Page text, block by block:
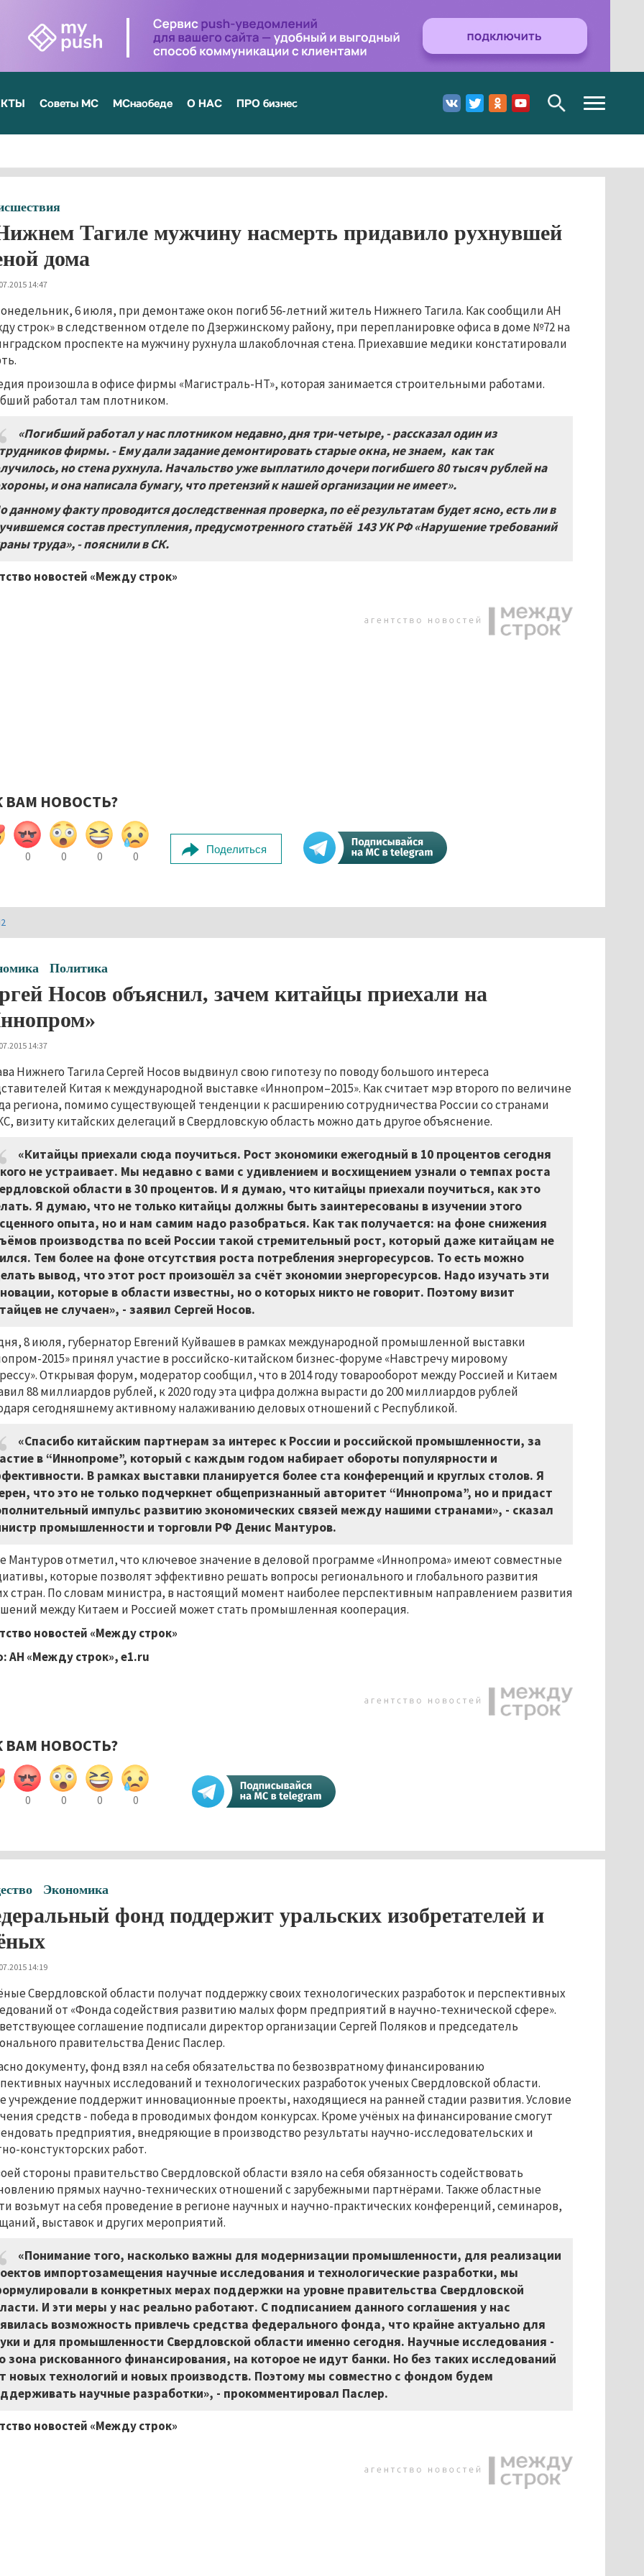
Советы МС МСнаобеде О НАС ПРО бизнес
Toggle
navigation
Тагиле мужчину насмерть придавило рухнувшей
дома
14:47
6 июля, при демонтаже окон погиб 56-летний житель Нижнего Тагила. Как сообщили АН
строк» в следственном отделе по Дзержинскому району, при перепланировке офиса в доме №72 на
проспекте на мужчину рухнула шлакоблочная стена. Приехавшие медики констатировали
произошла в офисе фирмы «Магистраль-НТ», которая занимается строительными работами.
работал там плотником.
«Погибший работал у нас плотником недавно, дня три-четыре, - рассказал один из
фирмы. - Ему дали задание демонтировать старые окна, не знаем, как так
но стена рухнула. Начальство уже выплатило дочери погибшего 80 тысяч рублей на
и она написала бумагу, что претензий к нашей организации не имеет».
данному факту проводится доследственная проверка, по её результатам будет ясно, есть ли в
состав преступления, предусмотренного статьёй 143 УК РФ «Нарушение требований
труда», - пояснили в СК.
новостей «Между строк»
ВАМ НОВОСТЬ?
0 0 0 0
Поделиться
Политика
Носов объяснил, зачем китайцы приехали на
14:37
Нижнего Тагила Сергей Носов выдвинул свою гипотезу по поводу большого интереса
Китая к международной выставке «Иннопром–2015». Как считает мэр второго по величине
региона, помимо существующей тенденции к расширению сотрудничества России со странами
визиту китайских делегаций в Свердловскую область можно дать другое объяснение.
«Китайцы приехали сюда поучиться. Рост экономики ежегодный в 10 процентов сегодня
не устраивает. Мы недавно с вами с удивлением и восхищением узнали о темпах роста
области в 30 процентов. И я думаю, что китайцы приехали поучиться, как это
Я думаю, что не только китайцы должны быть заинтересованы в изучении этого
опыта, но и нам самим надо разобраться. Как так получается: на фоне снижения
производства по всей России такой стремительный рост, который даже китайцам не
Тем более на фоне отсутствия роста потребления энергоресурсов. То есть можно
вывод, что этот рост произошёл за счёт экономии энергоресурсов. Надо изучать эти
которые в области известны, но о которых никто не говорит. Поэтому визит
не случаен», - заявил Сергей Носов.
8 июля, губернатор Евгений Куйвашев в рамках международной промышленной выставки
2015» принял участие в российско-китайском бизнес-форуме «Навстречу мировому
Открывая форум, модератор сообщил, что в 2014 году товарооборот между Россией и Китаем
88 миллиардов рублей, к 2020 году эта цифра должна вырасти до 200 миллиардов рублей
сегодняшнему активному налаживанию деловых отношений с Республикой.
«Спасибо китайским партнерам за интерес к России и российской промышленности, за
в “Иннопроме”, который с каждым годом набирает обороты популярности и
В рамках выставки планируется более ста конференций и круглых столов. Я
что это не только подчеркнет общепризнанный авторитет “Иннопрома”, но и придаст
импульс развитию экономических связей между нашими странами», - сказал
промышленности и торговли РФ Денис Мантуров.
Мантуров отметил, что ключевое значение в деловой программе «Иннопрома» имеют совместные
которые позволят эффективно решать вопросы регионального и глобального развития
стран. По словам министра, в настоящий момент наиболее перспективным направлением развития
между Китаем и Россией может стать промышленная кооперация.
новостей «Между строк»
АН «Между строк», e1.ru
ВАМ НОВОСТЬ?
0 0 0 0
Экономика
фонд поддержит уральских изобретателей и
14:19
Свердловской области получат поддержку своих технологических разработок и перспективных
от «Фонда содействия развитию малых форм предприятий в научно-технической сфере».
соглашение подписали директор организации Сергей Поляков и председатель
правительства Денис Паслер.
документу, фонд взял на себя обязательства по безвозвратному финансированию
научных исследований и технологических разработок ученых Свердловской области.
учреждение поддержит инновационные проекты, находящиеся на ранней стадии развития. Условие
средств - победа в проводимых фондом конкурсах. Кроме учёных на финансирование смогут
предприятия, внедряющие в производство результаты научно-исследовательских и
констукторских работ.
стороны правительство Свердловской области взяло на себя обязанность содействовать
прямых научно-технических отношений с зарубежными партнёрами. Также областные
возьмут на себя проведение в регионе научных и научно-практических конференций, семинаров,
выставок и других мероприятий.
«Понимание того, насколько важны для модернизации промышленности, для реализации
импортозамещения научные исследования и технологические разработки, мы
в конкретных мерах поддержки на уровне правительства Свердловской
И эти меры у нас реально работают. С подписанием данного соглашения у нас
возможность привлечь средства федерального фонда, что крайне актуально для
и для промышленности Свердловской области именно сегодня. Научные исследования -
зона рискованного финансирования, на которое не идут банки. Но без таких исследований
новых технологий и новых производств. Поэтому мы совместно с фондом будем
научные разработки», - прокомментировал Паслер.
новостей «Между строк»